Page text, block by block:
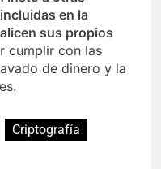
en la
sus propios
cumplir con las
de dinero y la
Criptografía